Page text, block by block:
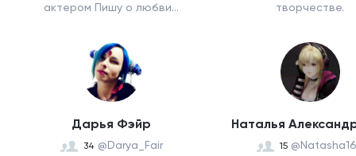
актером Пишу о любви...
творчестве.
Дарья Фэйр
34 @Darya_Fair
Наталья
15